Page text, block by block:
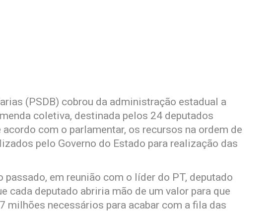
(PSDB) cobrou da administração estadual a
coletiva, destinada pelos 24 deputados
com o parlamentar, os recursos na ordem de
pelo Governo do Estado para realização das
passado, em reunião com o líder do PT, deputado
cada deputado abriria mão de um valor para que
milhões necessários para acabar com a fila das